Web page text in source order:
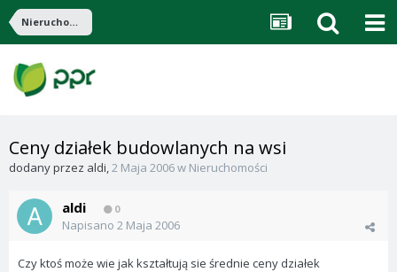
Nieruchomości
Ceny działek budowlanych na wsi
dodany przez aldi,2 Maja 2006w Nieruchomości
aldi 0
Napisano 2 Maja 2006
Czy ktoś może wie jak kształtują sie średnie ceny działek